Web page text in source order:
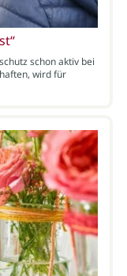
schon aktiv bei
wird für